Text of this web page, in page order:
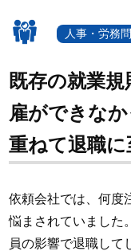
人事・労務
既存の就業
雇ができな
重ねて退職に
依頼会社では、何度
悩まされていました
員の影響で退職して